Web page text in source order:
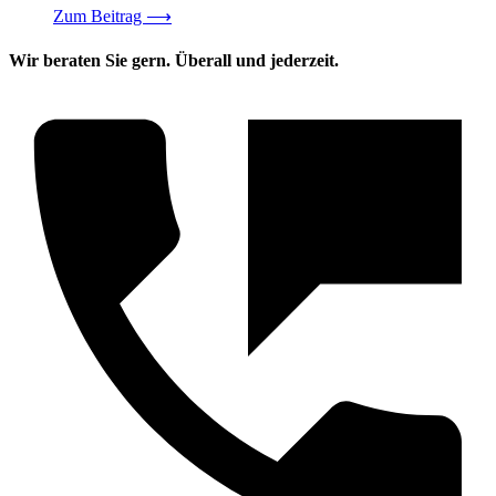
Zum Beitrag ⟶
Wir beraten Sie gern. Überall und jederzeit.